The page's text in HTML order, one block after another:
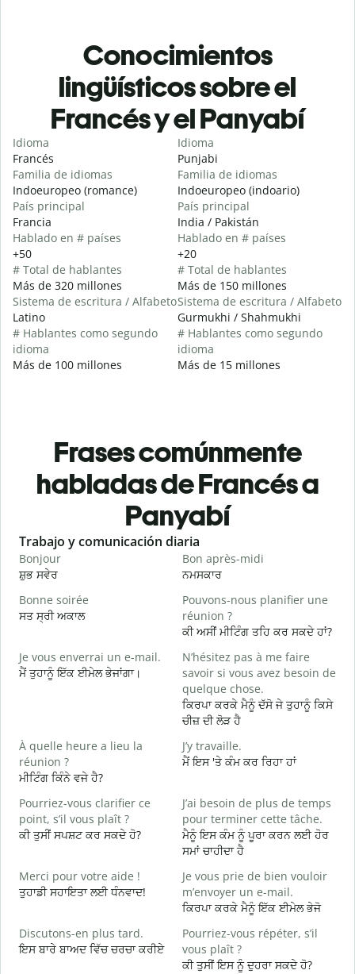
Conocimientos
lingüísticos sobre el
Francés y el Panyabí
Idioma
Francés
Familia de idiomas
Indoeuropeo (romance)
País principal
Francia
Hablado en # países
+50
# Total de hablantes
Más de 320 millones
Sistema de escritura / Alfabeto
Latino
# Hablantes como segundo
idioma
Más de 100 millones
Idioma
Punjabi
Familia de idiomas
Indoeuropeo (indoario)
País principal
India / Pakistán
Hablado en # países
+20
# Total de hablantes
Más de 150 millones
Sistema de escritura / Alfabeto
Gurmukhi / Shahmukhi
# Hablantes como segundo
idioma
Más de 15 millones
Frases comúnmente
habladas de Francés a
Panyabí
Slide 1 of 6
Trabajo y comunicación diaria
Bonjour
ਸ਼ੁਭ ਸਵੇਰ
Bon après-midi
ਨਮਸਕਾਰ
Bonne soirée
ਸਤ ਸ੍ਰੀ ਅਕਾਲ
Pouvons-nous planifier une
réunion ?
ਕੀ ਅਸੀਂ ਮੀਟਿੰਗ ਤਹਿ ਕਰ ਸਕਦੇ ਹਾਂ?
Je vous enverrai un e-mail.
ਮੈਂ ਤੁਹਾਨੂੰ ਇੱਕ ਈਮੇਲ ਭੇਜਾਂਗਾ।
N’hésitez pas à me faire
savoir si vous avez besoin de
quelque chose.
ਕਿਰਪਾ ਕਰਕੇ ਮੈਨੂੰ ਦੱਸੋ ਜੇ ਤੁਹਾਨੂੰ ਕਿਸੇ
ਚੀਜ਼ ਦੀ ਲੋੜ ਹੈ
À quelle heure a lieu la
réunion ?
ਮੀਟਿੰਗ ਕਿੰਨੇ ਵਜੇ ਹੈ?
J’y travaille.
ਮੈਂ ਇਸ 'ਤੇ ਕੰਮ ਕਰ ਰਿਹਾ ਹਾਂ
Pourriez-vous clarifier ce
point, s’il vous plaît ?
ਕੀ ਤੁਸੀਂ ਸਪਸ਼ਟ ਕਰ ਸਕਦੇ ਹੋ?
J’ai besoin de plus de temps
pour terminer cette tâche.
ਮੈਨੂੰ ਇਸ ਕੰਮ ਨੂੰ ਪੂਰਾ ਕਰਨ ਲਈ ਹੋਰ
ਸਮਾਂ ਚਾਹੀਦਾ ਹੈ
Merci pour votre aide !
ਤੁਹਾਡੀ ਸਹਾਇਤਾ ਲਈ ਧੰਨਵਾਦ!
Je vous prie de bien vouloir
m’envoyer un e-mail.
ਕਿਰਪਾ ਕਰਕੇ ਮੈਨੂੰ ਇੱਕ ਈਮੇਲ ਭੇਜੋ
Discutons-en plus tard.
ਇਸ ਬਾਰੇ ਬਾਅਦ ਵਿੱਚ ਚਰਚਾ ਕਰੀਏ
Pourriez-vous répéter, s’il
vous plaît ?
ਕੀ ਤੁਸੀਂ ਇਸ ਨੂੰ ਦੁਹਰਾ ਸਕਦੇ ਹੋ?